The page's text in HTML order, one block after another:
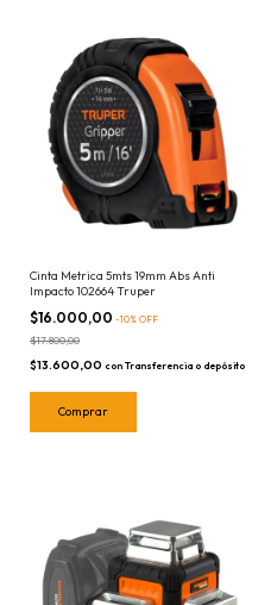
Cinta Metrica 5mts 19mm Abs Anti
Impacto 102664 Truper
$16.000,00 -10% OFF
$17.800,00
$13.600,00 con Transferencia o depósito